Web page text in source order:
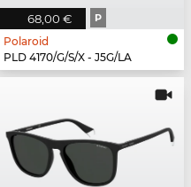
68,00 € P
Polaroid
PLD 4170/G/S/X - J5G/LA